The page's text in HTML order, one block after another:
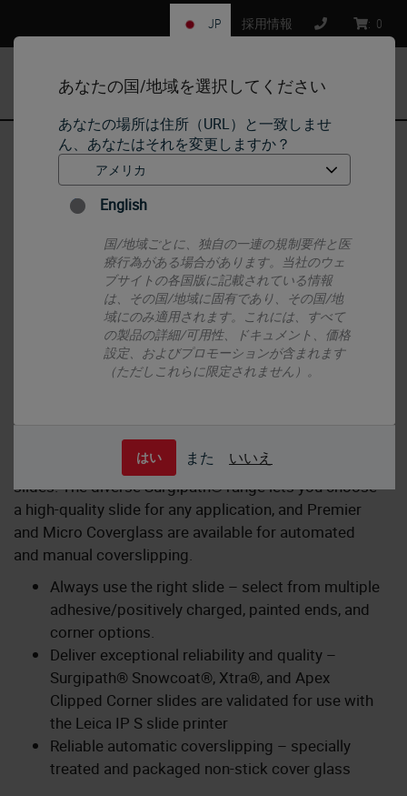
JP
あなたの国/地域を選択してください
あなたの場所は住所（URL）と一致しませ
ん、あなたはそれを変更しますか？
English
国/地域ごとに、独自の一連の規制要件と医
療行為がある場合があります。当社のウェ
ブサイトの各国版に記載されている情報
は、その国/地域に固有であり、その国/地
域にのみ適用されます。これには、すべて
の製品の詳細/可用性、ドキュメント、価格
設定、およびプロモーションが含まれます
（ただしこれらに限定されません）。
はい また いいえ
採用情報 : 0
Histology Consumables Slides & Coverglass
Slides & Coverglass
Create clearly superior microscope slides and e-
slides. The diverse Surgipath® range lets you choose
a high-quality slide for any application, and Premier
and Micro Coverglass are available for automated
and manual coverslipping.
Always use the right slide – select from multiple
adhesive/positively charged, painted ends, and
corner options.
Deliver exceptional reliability and quality –
Surgipath® Snowcoat®, Xtra®, and Apex
Clipped Corner slides are validated for use with
the Leica IP S slide printer
Reliable automatic coverslipping – specially
treated and packaged non-stick cover glass